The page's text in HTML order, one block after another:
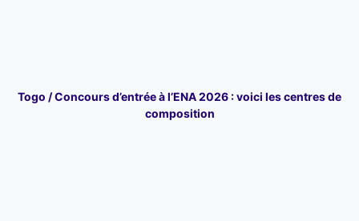
Togo / Concours d’entrée à l’ENA 2026 : voici les centres de
composition